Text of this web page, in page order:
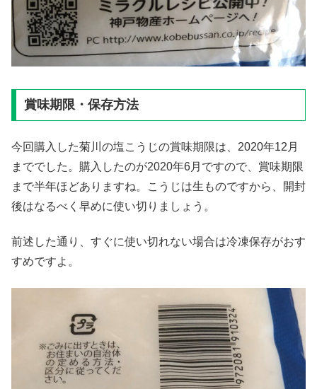
賞味期限・保存方法
今回購入した菊川の塩こうじの賞味期限は、2020年12月
まででした。購入したのが2020年6月ですので、賞味期限
まで半年ほどありますね。こうじは生ものですから、開封
後はなるべく早めに使い切りましょう。
前述した通り、すぐに使い切れない場合は冷凍保存がおす
すめですよ。